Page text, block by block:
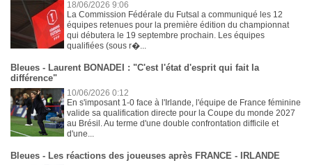
18/06/2026 9:06
La Commission Fédérale du Futsal a communiqué les 12
équipes retenues pour la première édition du championnat
qui débutera le 19 septembre prochain. Les équipes
qualifiées (sous r�...
Bleues - Laurent BONADEI : "C'est l'état d'esprit qui fait la
différence"
10/06/2026 0:12
En s'imposant 1-0 face à l'Irlande, l'équipe de France féminine
valide sa qualification directe pour la Coupe du monde 2027
au Brésil. Au terme d'une double confrontation difficile et
d'une...
Bleues - Les réactions des joueuses après FRANCE - IRLANDE